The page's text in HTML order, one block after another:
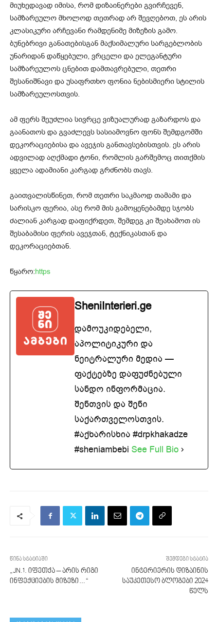
მიუხედავად იმისა, რომ დიზაინერები გვირჩევენ,
სამზარეულო მხოლოდ თეთრად არ შევღებოთ, ეს არის
კლასიკური არჩევანი რამდენიმე მიზეზის გამო.
ბუნებრივი განათებისგან მაქსიმალური სარგებლობის
უნარიდან დაწყებული, ვრცელი და ელეგანტური
სამზარეულოს ცნებით დამთავრებული, თეთრი
შესანიშნავი და უსაფრთხო ფონია ნებისმიერი სტილის
სამზარეულოსთვის.
ამ ფერს შეუძლია სივრცე ვიზუალურად გაზარდოს და
გაანათოს და გვაძლევს სასიამოვნო ფონს შემდგომში
დეკორაციებისა და ავეჯის განთავსებისთვის. ეს არის
ადვილად აღქმადი ტონი, რომლის გარშემოც თითქმის
ყველა ადამიანი კარგად გრძნობს თავს.
გაითვალისწინეთ, რომ თეთრი საკმაოდ თამამი და
სარისკო ფერია, ასე რომ მის გამოყენებამდე სჯობს
ძალიან კარგად დაფიქრდეთ, შემდეგ კი შეახამოთ ის
შესაბამისი ფერის ავეჯთან, ტექნიკასთან და
დეკორაციებთან.
წყარო:https
SheniInterieri.ge
დამოუკიდებელი,
აპოლიტიკური და
ნეიტრალური მედია —
ფაქტებზე დაფუძნებული
სანდო ინფორმაცია.
შენთვის და შენი
საქართველოსთვის.
#აქხარისხია #drpkhakadze
#sheniambebi See Full Bio
წინა სტატიაში
„JN.1. იფეთქა – არის რიგი
ინფექციების მიზეზი…“
შემდეგი სტატია
ინტერიერის დიზაინის
საუკეთესო ბლოგები 2024
წელს